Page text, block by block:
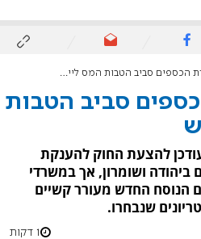
סביב הטבות המס ליישובי יו"ש
סביב הטבות
להצעת החוק להענקת
ביהודה ושומרון, אך במשרדי
הנוסח החדש מעורר קשיים
שנבחרו.
1 דקות